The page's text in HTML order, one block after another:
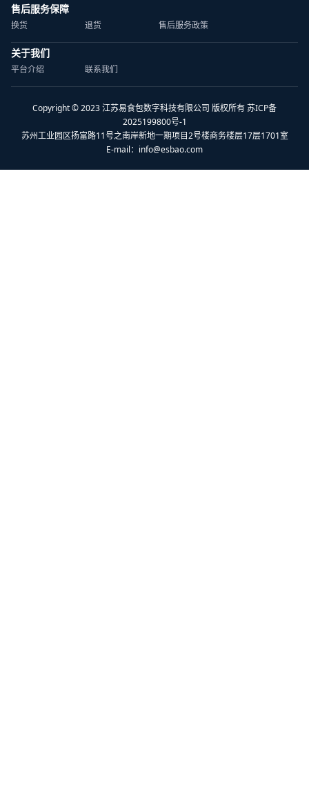
售后服务保障
换货 退货 售后服务政策
关于我们
平台介绍 联系我们
Copyright © 2023 江苏易食包数字科技有限公司 版权所有 苏ICP备
2025199800号-1
苏州工业园区扬富路11号之南岸新地一期项目2号楼商务楼层17层1701室
E-mail： info@esbao.com